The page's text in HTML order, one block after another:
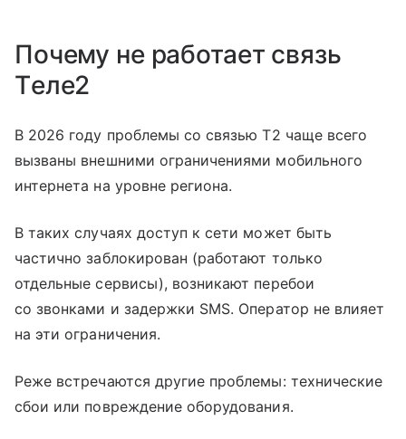
Почему не работает связь
Tеле2
В 2026 году проблемы со связью T2 чаще всего
вызваны внешними ограничениями мобильного
интернета на уровне региона.
В таких случаях доступ к сети может быть
частично заблокирован (работают только
отдельные сервисы), возникают перебои
со звонками и задержки SMS. Оператор не влияет
на эти ограничения.
Реже встречаются другие проблемы: технические
сбои или повреждение оборудования.